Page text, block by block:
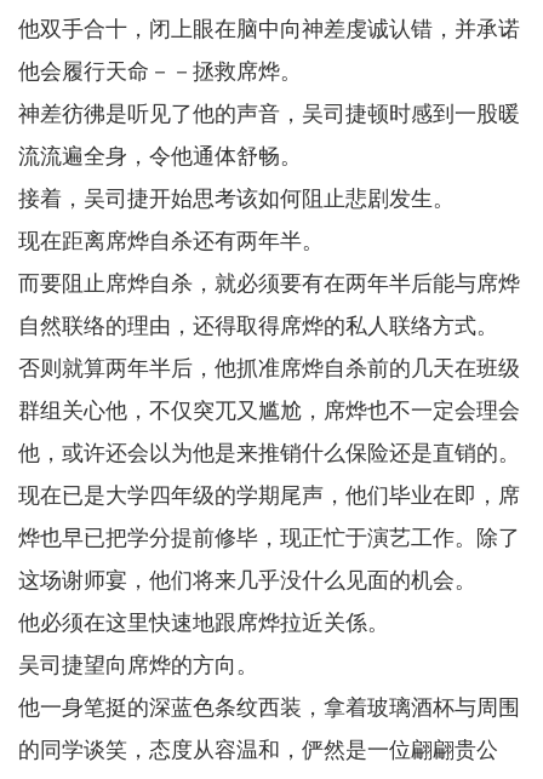
他双手合十，闭上眼在脑中向神差虔诚认错，并承诺
他会履行天命－－拯救席烨。
神差彷彿是听见了他的声音，吴司捷顿时感到一股暖
流流遍全身，令他通体舒畅。
接着，吴司捷开始思考该如何阻止悲剧发生。
现在距离席烨自杀还有两年半。
而要阻止席烨自杀，就必须要有在两年半后能与席烨
自然联络的理由，还得取得席烨的私人联络方式。
否则就算两年半后，他抓准席烨自杀前的几天在班级
群组关心他，不仅突兀又尴尬，席烨也不一定会理会
他，或许还会以为他是来推销什么保险还是直销的。
现在已是大学四年级的学期尾声，他们毕业在即，席
烨也早已把学分提前修毕，现正忙于演艺工作。除了
这场谢师宴，他们将来几乎没什么见面的机会。
他必须在这里快速地跟席烨拉近关係。
吴司捷望向席烨的方向。
他一身笔挺的深蓝色条纹西装，拿着玻璃酒杯与周围
的同学谈笑，态度从容温和，俨然是一位翩翩贵公